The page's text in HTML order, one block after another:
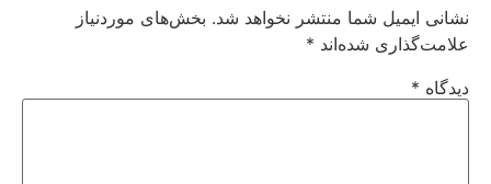
نشانی ایمیل شما منتشر نخواهد شد. بخش‌های موردنیاز
علامت‌گذاری شده‌اند *
دیدگاه *